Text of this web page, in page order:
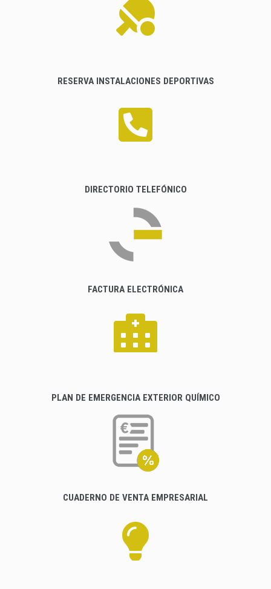
RESERVA INSTALACIONES DEPORTIVAS
DIRECTORIO TELEFÓNICO
FACTURA ELECTRÓNICA
PLAN DE EMERGENCIA EXTERIOR QUÍMICO
CUADERNO DE VENTA EMPRESARIAL